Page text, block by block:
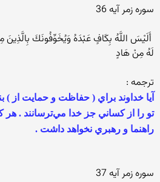
سوره زمر آيه 36
أَلَيْسَ اللَّهُ بِكَافٍ عَبْدَهُ وَيُخَوِّفُونَكَ
لَهُ مِنْ هَادٍ ‏
‏ترجمه : ‏
‏آيا خداوند براي ( حفاظت و حمايت از
تو را از كساني جز خدا مي‌ترسانند . هر
راهنما و رهبري نخواهد داشت .
سوره زمر آيه 37